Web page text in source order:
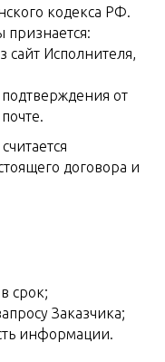
кодекса РФ.
сайт Исполнителя,
от
договора и
срок;
Заказчика;
информации.